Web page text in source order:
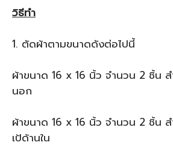
วิธีทำ
1. ตัดผ้าตามขนาดดังต่อไปนี้
ผ้าขนาด 16 x 16 นิ้ว จำนวน 2 ชิ้น ส
นอก
ผ้าขนาด 16 x 16 นิ้ว จำนวน 2 ชิ้น ส
เป้ด้านใน